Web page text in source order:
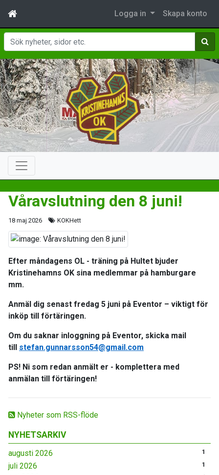
Logga in Skapa konto
Sök
Nyheter som RSS-flöde
NYHETSARKIV
augusti 2026 1
juli 2026 1
Våravslutning den 8 juni!
18 maj 2026 KOKHett
Efter måndagens OL - träning på Hultet bjuder
Kristinehamns OK sina medlemmar på hamburgare
mm.
Anmäl dig senast fredag 5 juni på Eventor – viktigt för
inköp till förtäringen.
Om du saknar inloggning på Eventor, skicka mail
till stefan.gunnarsson54@gmail.com
PS! Ni som redan anmält er - komplettera med
anmälan till förtäringen!